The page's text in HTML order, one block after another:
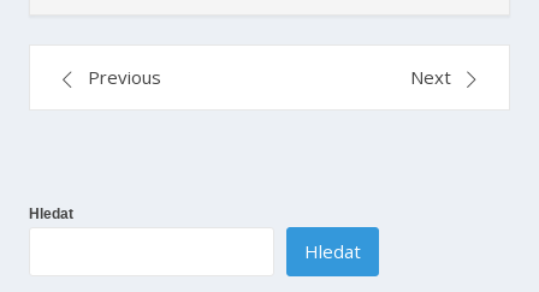
Navigace
příspěvek
Previous Next
Hledat
Hledat